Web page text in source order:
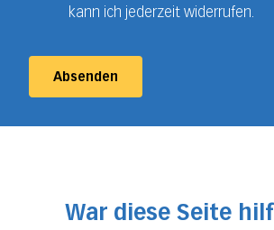
kann ich jederzeit widerrufen.
Absenden
War diese Seite